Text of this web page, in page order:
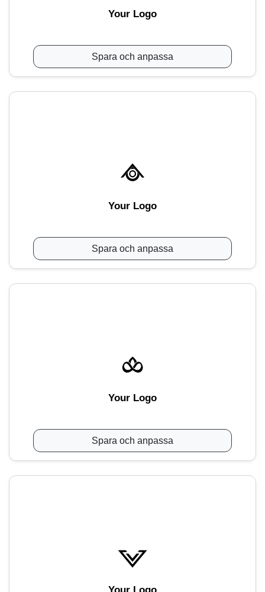
Your Logo
Spara och anpassa
Your Logo
Spara och anpassa
Your Logo
Spara och anpassa